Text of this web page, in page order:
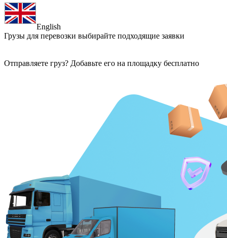
English
Грузы для перевозки выбирайте подходящие заявки
Отправляете груз? Добавьте его на площадку бесплатно